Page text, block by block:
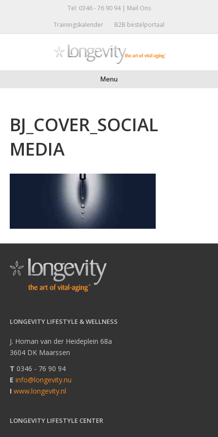
Tel: 0346 - 76 90 94 | Mail Ons
Trainingskalender
B2B bestelportaal
Menu
BJ_COVER_SOCIAL
MEDIA
LONGEVITY LIFESTYLE & WELLNESS
J. Homan van der Heideplein 68a
3604 DK Maarssen
T 0346 - 76 90 94
E info@longevity.nu
I www.longevity.nl
LONGEVITY LIFESTYLE CENTER